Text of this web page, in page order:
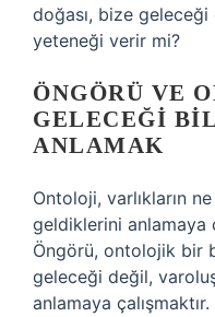
doğası, bize
yeteneği verir mi?
ÖNGÖRÜ VE
GELECEĞI
ANLAMAK
Ontoloji, varlıkların
geldiklerini anlamaya
Öngörü, ontolojik bir
geleceği değil,
anlamaya